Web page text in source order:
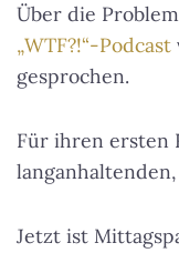
Über die
„WTF?!“-Podcast
gesprochen.
Für ihren ersten
Jetzt ist